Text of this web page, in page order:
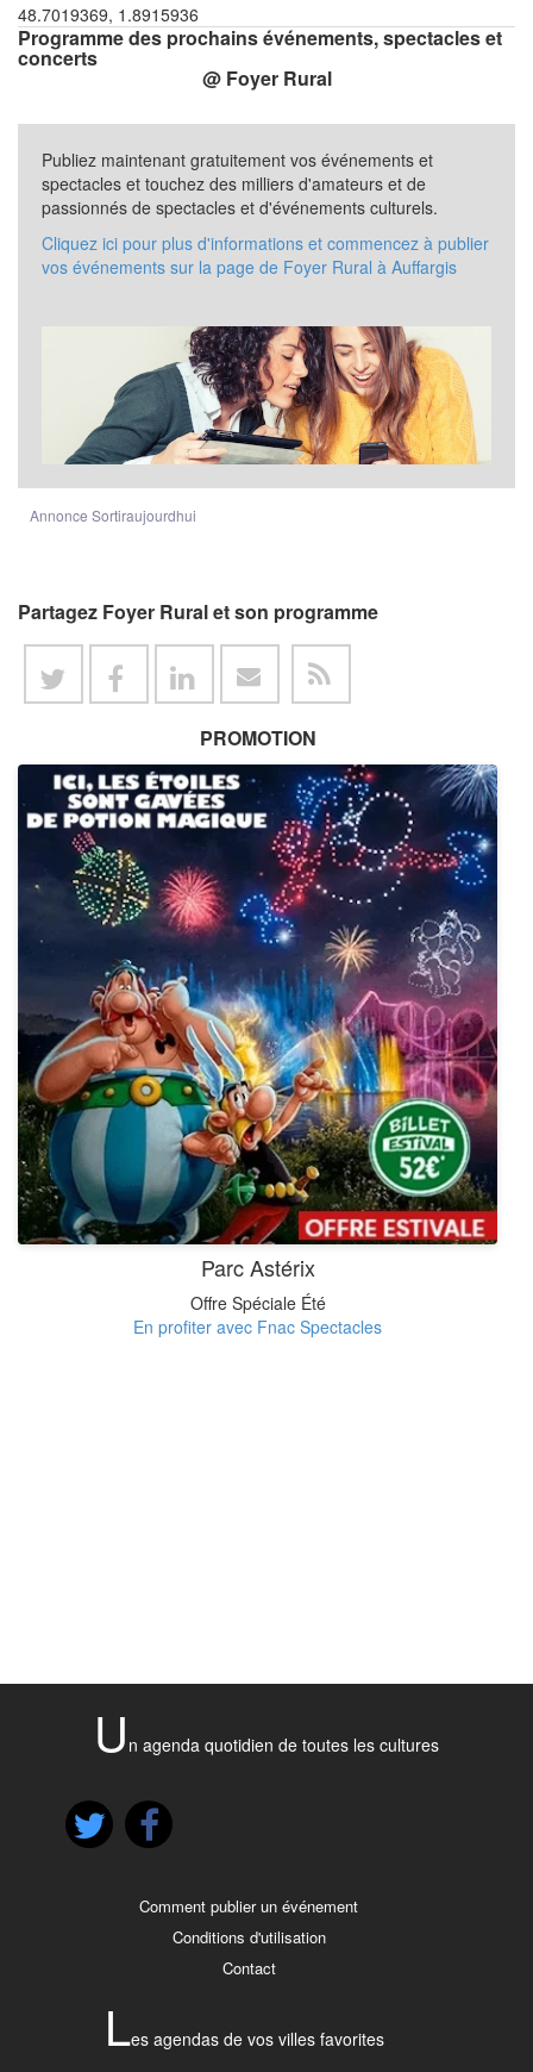
48.7019369, 1.8915936
Programme des prochains événements, spectacles et
concerts
@ Foyer Rural
Publiez maintenant gratuitement vos événements et
spectacles et touchez des milliers d'amateurs et de
passionnés de spectacles et d'événements culturels.
Cliquez ici pour plus d'informations et commencez à publier
vos événements sur la page de Foyer Rural à Auffargis
Annonce Sortiraujourdhui
Partagez Foyer Rural et son programme
PROMOTION
Parc Astérix
Offre Spéciale Été
En profiter avec Fnac Spectacles
U n agenda quotidien de toutes les cultures
Comment publier un événement
Conditions d'utilisation
Contact
Les agendas de vos villes favorites